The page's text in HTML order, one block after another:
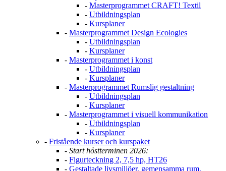
- Masterprogrammet CRAFT! Textil
- Utbildningsplan
- Kursplaner
- Masterprogrammet Design Ecologies
- Utbildningsplan
- Kursplaner
- Masterprogrammet i konst
- Utbildningsplan
- Kursplaner
- Masterprogrammet Rumslig gestaltning
- Utbildningsplan
- Kursplaner
- Masterprogrammet i visuell kommunikation
- Utbildningsplan
- Kursplaner
- Fristående kurser och kurspaket
- Start höstterminen 2026:
- Figurteckning 2, 7,5 hp, HT26
- Gestaltade livsmiljöer, gemensamma rum,